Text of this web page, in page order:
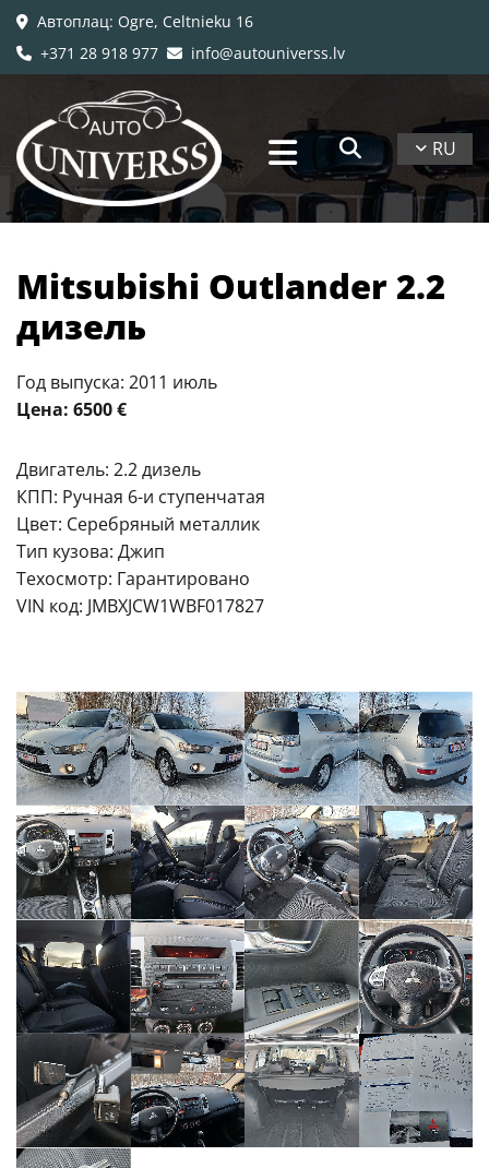
 Автоплац: Ogre, Celtnieku 16
 +371 28 918 977  info@autouniverss.lv
RU
Mitsubishi Outlander 2.2
дизель
Год выпуска: 2011 июль
Цена: 6500 €
Двигатель: 2.2 дизель
КПП: Ручная 6-и ступенчатая
Цвет: Серебряный металлик
Тип кузова: Джип
Техосмотр: Гарантировано
VIN код: JMBXJCW1WBF017827